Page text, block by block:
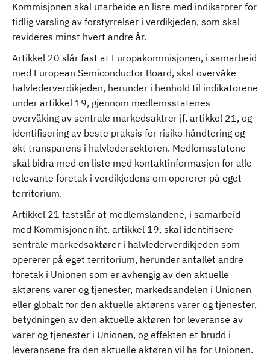
Kommisjonen skal utarbeide en liste med indikatorer for
tidlig varsling av forstyrrelser i verdikjeden, som skal
revideres minst hvert andre år.
Artikkel 20 slår fast at Europakommisjonen, i samarbeid
med European Semiconductor Board, skal overvåke
halvlederverdikjeden, herunder i henhold til indikatorene
under artikkel 19, gjennom medlemsstatenes
overvåking av sentrale markedsaktrer jf. artikkel 21, og
identifisering av beste praksis for risiko håndtering og
økt transparens i halvledersektoren. Medlemsstatene
skal bidra med en liste med kontaktinformasjon for alle
relevante foretak i verdikjedens om opererer på eget
territorium.
Artikkel 21 fastslår at medlemslandene, i samarbeid
med Kommisjonen iht. artikkel 19, skal identifisere
sentrale markedsaktører i halvlederverdikjeden som
opererer på eget territorium, herunder antallet andre
foretak i Unionen som er avhengig av den aktuelle
aktørens varer og tjenester, markedsandelen i Unionen
eller globalt for den aktuelle aktørens varer og tjenester,
betydningen av den aktuelle aktøren for leveranse av
varer og tjenester i Unionen, og effekten et brudd i
leveransene fra den aktuelle aktøren vil ha for Unionen.